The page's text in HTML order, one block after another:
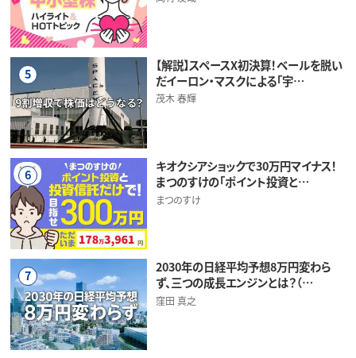
5
【解説】スペースX初決算！ベールを脱い
だイーロン・マスクによる「宇…
茂木 春輝
6
キオクシアショックで30万円マイナス！
まつのすけの「ポイント投資と…
まつのすけ
7
2030年の日経平均予想8万円変わら
ず、三つの成長エンジンとは？（…
窪田 真之